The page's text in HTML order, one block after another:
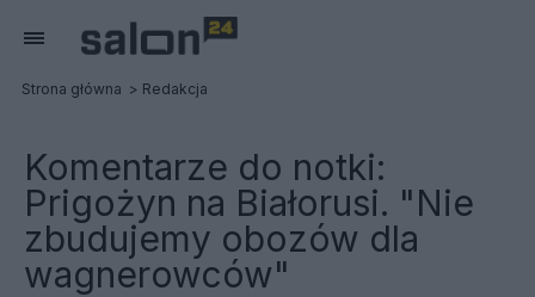
Strona główna Redakcja
Komentarze do notki:
Prigożyn na Białorusi. "Nie
zbudujemy obozów dla
wagnerowców"